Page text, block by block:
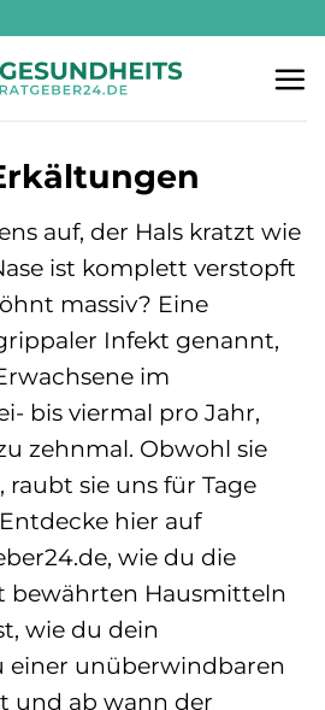
auf, der Hals kratzt wie
ist komplett verstopft
massiv? Eine
Infekt genannt,
im
bis viermal pro Jahr,
zehnmal. Obwohl sie
sie uns für Tage
hier auf
wie du die
bewährten Hausmitteln
wie du dein
einer unüberwindbaren
und ab wann der